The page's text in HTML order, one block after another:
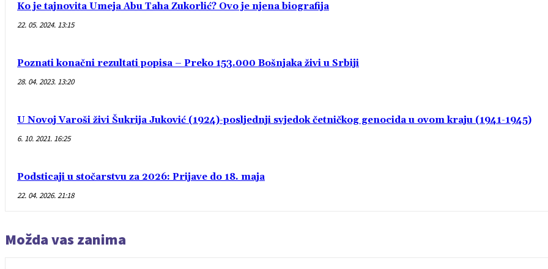
Ko je tajnovita Umeja Abu Taha Zukorlić? Ovo je njena biografija
22. 05. 2024. 13:15
Poznati konačni rezultati popisa – Preko 153.000 Bošnjaka živi u Srbiji
28. 04. 2023. 13:20
U Novoj Varoši živi Šukrija Juković (1924)-posljednji svjedok četničkog genocida u ovom kraju (1941-1945)
6. 10. 2021. 16:25
Podsticaji u stočarstvu za 2026: Prijave do 18. maja
22. 04. 2026. 21:18
Možda vas zanima